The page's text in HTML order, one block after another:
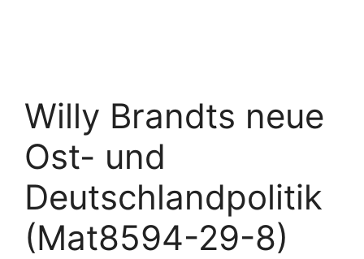
Willy Brandts neue
Ost- und
Deutschlandpolitik
(Mat8594-29-8)